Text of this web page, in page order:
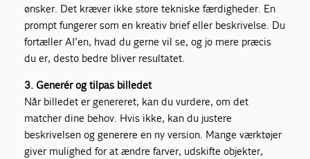
ønsker. Det kræver ikke store tekniske færdigheder. En
prompt fungerer som en kreativ brief eller beskrivelse. Du
fortæller AI’en, hvad du gerne vil se, og jo mere præcis
du er, desto bedre bliver resultatet.
3. Generér og tilpas billedet
Når billedet er genereret, kan du vurdere, om det
matcher dine behov. Hvis ikke, kan du justere
beskrivelsen og generere en ny version. Mange værktøjer
giver mulighed for at ændre farver, udskifte objekter,